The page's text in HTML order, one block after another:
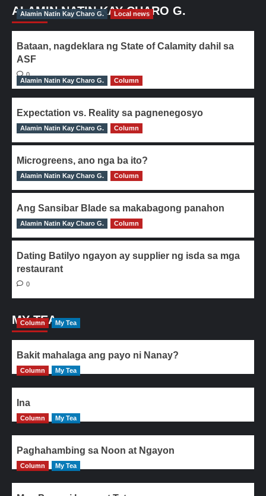
ALAMIN NATIN KAY CHARO G.
Alamin Natin Kay Charo G. Local news
Bataan, nagdeklara ng State of Calamity dahil sa
ASF
0
Alamin Natin Kay Charo G.
Column
Expectation vs. Reality sa pagnenegosyo
0
Alamin Natin Kay Charo G. Column
Microgreens, ano nga ba ito?
0
Alamin Natin Kay Charo G. Column
Ang Sansibar Blade sa makabagong panahon
0
Alamin Natin Kay Charo G. Column
Dating Batilyo ngayon ay supplier ng isda sa mga
restaurant
0
MY TEA
Column My Tea
Bakit mahalaga ang payo ni Nanay?
Column My Tea
Ina
Column My Tea
Paghahambing sa Noon at Ngayon
Column My Tea